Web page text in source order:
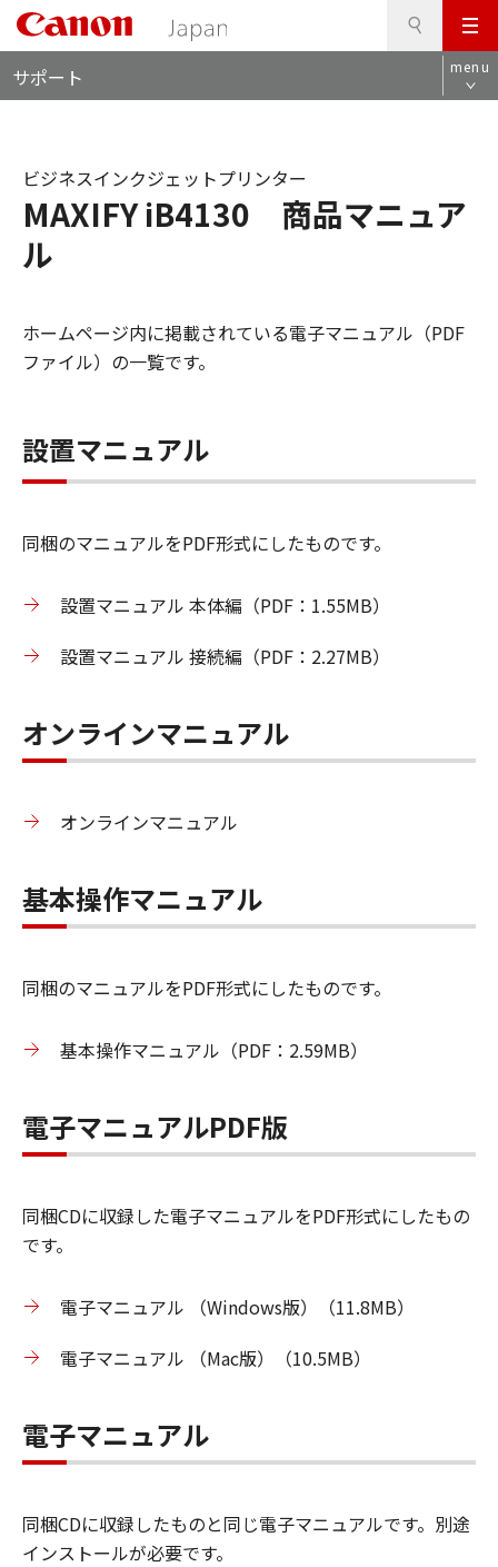
メ
ニ
ュ
サポート menu
MAXIFY iB4130 商品マニュア
ル
ビジネスインクジェットプリンター
ホームページ内に掲載されている電子マニュアル（PDF
ファイル）の一覧です。
設置マニュアル
同梱のマニュアルをPDF形式にしたものです。
設置マニュアル 本体編（PDF：1.55MB）
設置マニュアル 接続編（PDF：2.27MB）
オンラインマニュアル
オンラインマニュアル
基本操作マニュアル
同梱のマニュアルをPDF形式にしたものです。
基本操作マニュアル（PDF：2.59MB）
電子マニュアルPDF版
同梱CDに収録した電子マニュアルをPDF形式にしたもの
です。
電子マニュアル （Windows版）（11.8MB）
電子マニュアル （Mac版）（10.5MB）
電子マニュアル
同梱CDに収録したものと同じ電子マニュアルです。別途
インストールが必要です。